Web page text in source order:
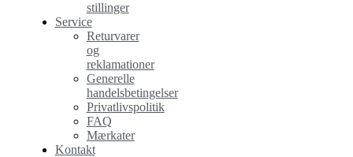
stillinger
Service
Returvarer
og
reklamationer
Generelle
handelsbetingelser
Privatlivspolitik
FAQ
Mærkater
Kontakt